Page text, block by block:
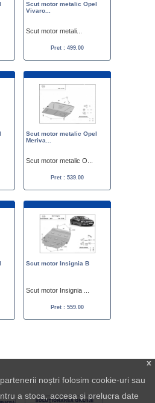
Scut motor metalic Opel
Vivaro...
Scut motor metali...
Pret : 499.00
Scut motor metalic Opel
Meriva...
Scut motor metalic O...
Pret : 539.00
Scut motor Insignia B
Scut motor Insignia ...
Pret : 559.00
x
noștri folosim cookie-uri sau
a stoca, accesa și prelucra date